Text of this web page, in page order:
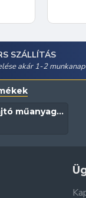
SZÁLLÍTÁS
akár 1-2
Szúnyogháló ajtó műanyag csappantyú (Antracit)